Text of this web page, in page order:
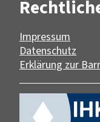
Impressum
Datenschutz
Erklärung zur